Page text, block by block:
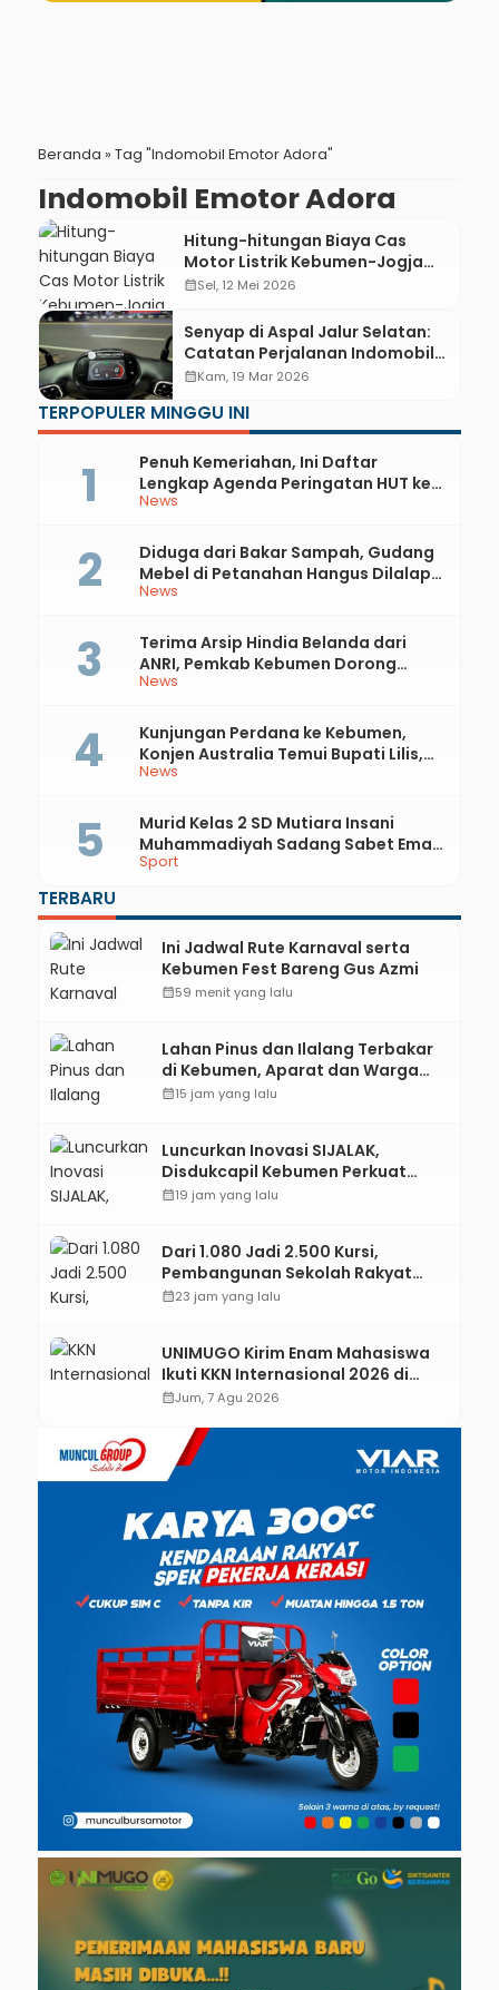
Beranda » Tag "Indomobil Emotor Adora"
Indomobil Emotor Adora
Hitung-hitungan Biaya Cas
Motor Listrik Kebumen-Jogja
PP, Lebih Murah dari Harga
calendar_monthSel, 12 Mei 2026
Senyap di Aspal Jalur Selatan:
Catatan Perjalanan Indomobil
Emotor Adora Solo-Kebumen
calendar_monthKam, 19 Mar 2026
TERPOPULER MINGGU INI
News
Penuh Kemeriahan, Ini Daftar
Lengkap Agenda Peringatan HUT ke-
81 RI dan Hari Jadi ke-397 Kabupaten
News
Diduga dari Bakar Sampah, Gudang
Mebel di Petanahan Hangus Dilalap
Api
News
Terima Arsip Hindia Belanda dari
ANRI, Pemkab Kebumen Dorong
Integrasi Sejarah, Geopark, dan
News
Kunjungan Perdana ke Kebumen,
Konjen Australia Temui Bupati Lilis,
Ini yang Dibahas
Sport
Murid Kelas 2 SD Mutiara Insani
Muhammadiyah Sadang Sabet Emas
dan Perak di Kejurda Tapak Suci
TERBARU
Ini Jadwal Rute Karnaval serta
Kebumen Fest Bareng Gus Azmi
calendar_month59 menit yang lalu
Lahan Pinus dan Ilalang Terbakar
di Kebumen, Aparat dan Warga
Padamkan Api Secara Manual
calendar_month15 jam yang lalu
Luncurkan Inovasi SIJALAK,
Disdukcapil Kebumen Perkuat
Jejaring Literasi Adminduk hingga
calendar_month19 jam yang lalu
Dari 1.080 Jadi 2.500 Kursi,
Pembangunan Sekolah Rakyat
Kebumen Ditargetkan Mulai
calendar_month23 jam yang lalu
UNIMUGO Kirim Enam Mahasiswa
Ikuti KKN Internasional 2026 di
ASEAN dan Hong Kong
calendar_monthJum, 7 Agu 2026